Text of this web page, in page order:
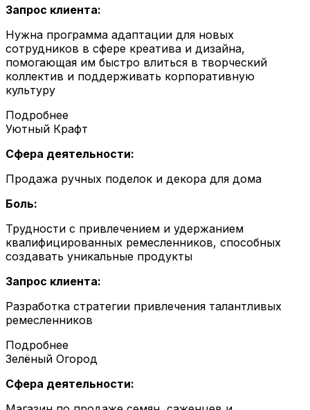
Запрос клиента:
Нужна программа адаптации для новых
сотрудников в сфере креатива и дизайна,
помогающая им быстро влиться в творческий
коллектив и поддерживать корпоративную
культуру
Подробнее
Уютный Крафт
Сфера деятельности:
Продажа ручных поделок и декора для дома
Боль:
Трудности с привлечением и удержанием
квалифицированных ремесленников, способных
создавать уникальные продукты
Запрос клиента:
Разработка стратегии привлечения талантливых
ремесленников
Подробнее
Зелёный Огород
Сфера деятельности: